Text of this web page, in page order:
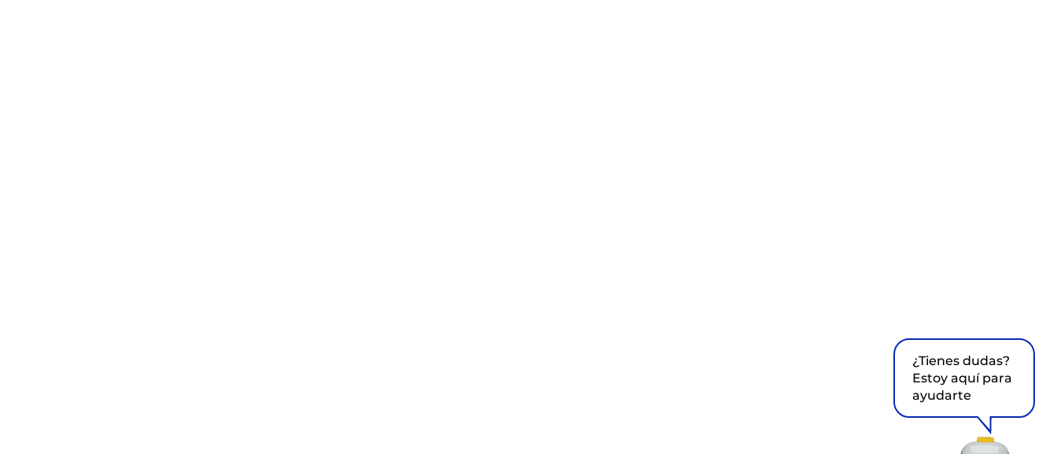
¿Tienes dudas?
Estoy aquí para
ayudarte